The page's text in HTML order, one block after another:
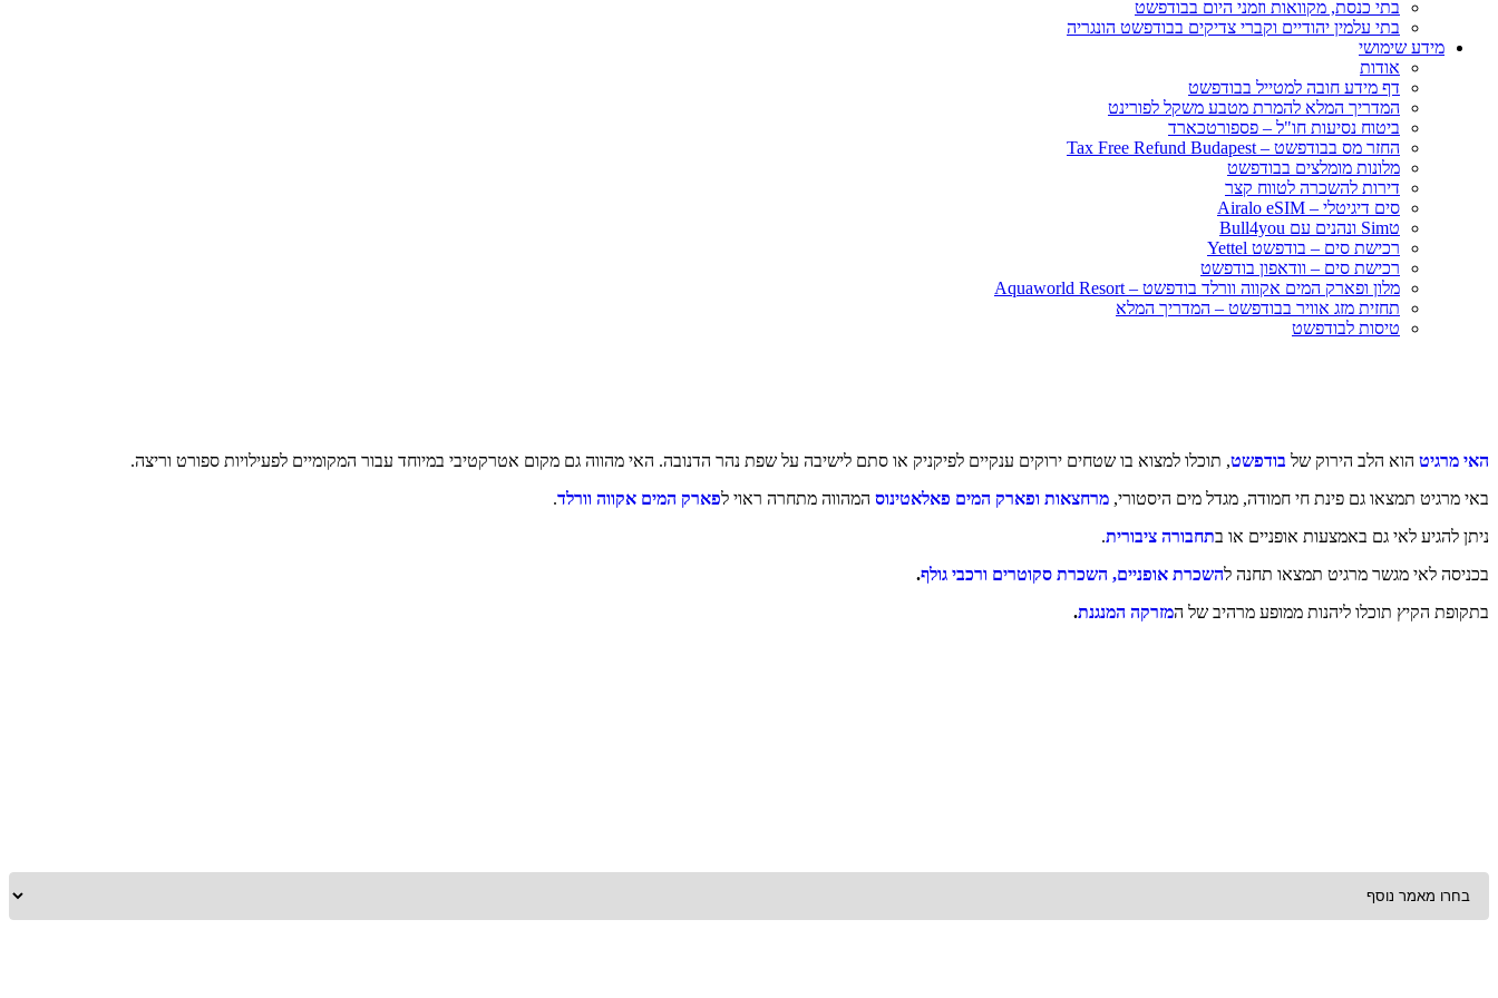
בתי כנסת, מקוואות וזמני היום בבודפשט
בתי עלמין יהודיים וקברי צדיקים בבודפשט הונגריה
מידע שימושי
אודות
דף מידע חובה למטייל בבודפשט
המדריך המלא להמרת מטבע משקל לפורינט
ביטוח נסיעות חו"ל – פספורטכארד
החזר מס בבודפשט – Tax Free Refund Budapest
מלונות מומלצים בבודפשט
דירות להשכרה לטווח קצר
סים דיגיטלי – Airalo eSIM
טSim ונהנים עם Bull4you
רכישת סים – בודפשט Yettel
רכישת סים – וודאפון בודפשט
מלון ופארק המים אקווה וורלד בודפשט – Aquaworld Resort
תחזית מזג אוויר בבודפשט – המדריך המלא
טיסות לבודפשט
האי מרגיט הוא הלב הירוק של בודפשט, תוכלו למצוא בו שטחים ירוקים ענקיים לפיקניק או סתם לישיבה על שפת נהר הדנובה. האי מהווה גם מקום אטרקטיבי במיוחד עבור המקומיים לפעילויות ספורט וריצה.
באי מרגיט תמצאו גם פינת חי חמודה, מגדל מים היסטורי, מרחצאות ופארק המים פאלאטינוס המהווה מתחרה ראוי לפארק המים אקווה וורלד.
ניתן להגיע לאי גם באמצעות אופניים או בתחבורה ציבורית.
בכניסה לאי מגשר מרגיט תמצאו תחנה להשכרת אופניים, השכרת סקוטרים ורכבי גולף.
בתקופת הקיץ תוכלו ליהנות ממופע מרהיב של המזרקה המנגנת.